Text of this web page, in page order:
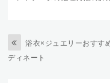
浴衣×ジュエリーおすす
ディネート